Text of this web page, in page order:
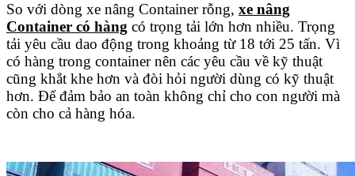
So với dòng xe nâng Container rỗng, xe nâng
Container có hàng có trọng tải lớn hơn nhiều. Trọng
tải yêu cầu dao động trong khoảng từ 18 tới 25 tấn. Vì
có hàng trong container nên các yêu cầu về kỹ thuật
cũng khắt khe hơn và đòi hỏi người dùng có kỹ thuật
hơn. Để đảm bảo an toàn không chỉ cho con người mà
còn cho cả hàng hóa.